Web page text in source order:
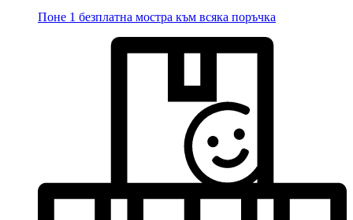
Поне 1 безплатна мостра към всяка поръчка